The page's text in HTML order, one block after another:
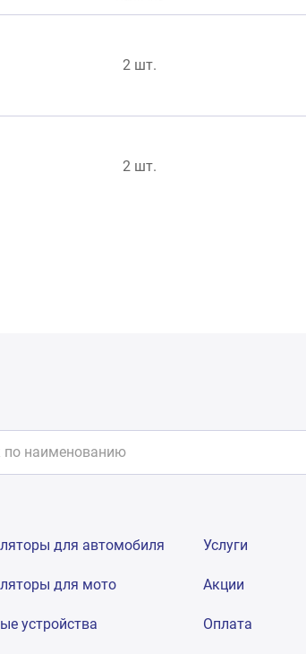
2 шт.
2 шт.
для автомобиля
для мото
устройства
Услуги
Акции
Оплата